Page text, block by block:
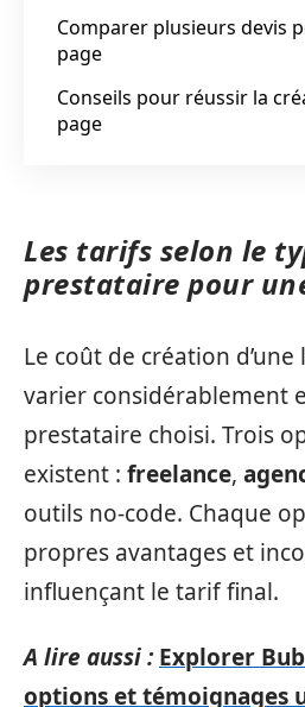
Comparer plusieurs devis
page
Conseils pour réussir la
page
Les tarifs selon le
prestataire pour
Le coût de création
varier considérablement
prestataire choisi. Trois
existent : freelance,
outils no-code. Chaque
propres avantages et
influençant le tarif final.
A lire aussi : Explorer
options et témoignages